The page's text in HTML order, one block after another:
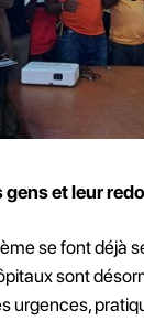
gens et leur
se font déjà
sont
urgences,